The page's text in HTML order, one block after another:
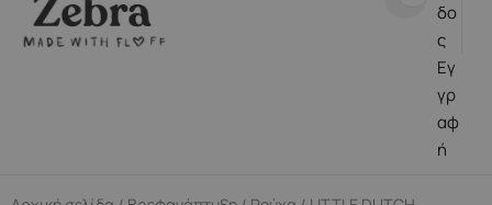
δο
ς
Εγ
γρ
αφ
ή